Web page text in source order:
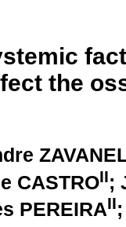
the
CASTROII;
PEREIRAII